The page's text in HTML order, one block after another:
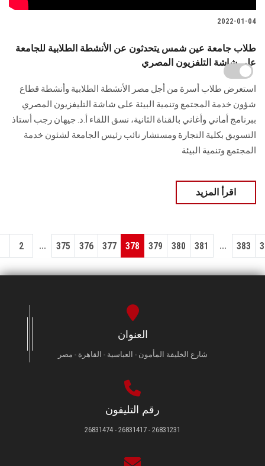
2022-01-04
طلاب جامعة عين شمس يتحدثون عن الأنشطة الطلابية للجامعة
على شاشة التلفزيون المصري
استعرض طلاب أسرة من أجل مصر الأنشطة الطلابية وأنشطة قطاع
شؤون خدمة المجتمع وتنمية البيئة على شاشة التليفزيون المصري
ببرنامج أماني وأغاني بالقناة الثانية، نسق اللقاء أ.د. جيهان رجب أستاذ
التسويق بكلية التجارة ومستشار نائب رئيس الجامعة لشئون خدمة
المجتمع وتنمية البيئة
اقرأ المزيد
2 ... 375 376 377 378 379 380 381 ... 383
العنوان
شارع الخليفة المأمون - العباسية - القاهرة - مصر
رقم التليفون
26831231 - 26831417 - 26831474